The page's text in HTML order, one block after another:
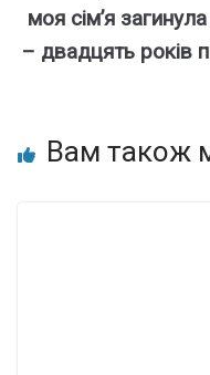
моя сім’я
– двадцять років
Вам також